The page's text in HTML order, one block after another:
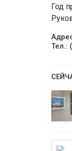
Год
Тел.: